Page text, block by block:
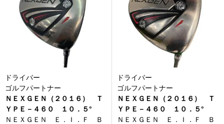
ドライバー
ゴルフパートナー
ＮＥＸＧＥＮ（２０１６） Ｔ
ＹＰＥ－４６０ １０．５°
ＮＥＸＧＥＮ Ｅ．Ｉ．Ｆ Ｂ
ドライバー
ゴルフパートナー
ＮＥＸＧＥＮ（２０１６） Ｔ
ＹＰＥ－４６０ １０．５°
ＮＥＸＧＥＮ Ｅ．Ｉ．Ｆ Ｂ